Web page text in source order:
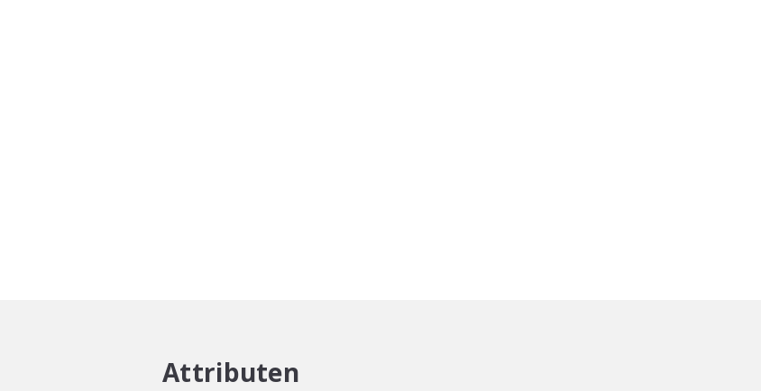
Attributen